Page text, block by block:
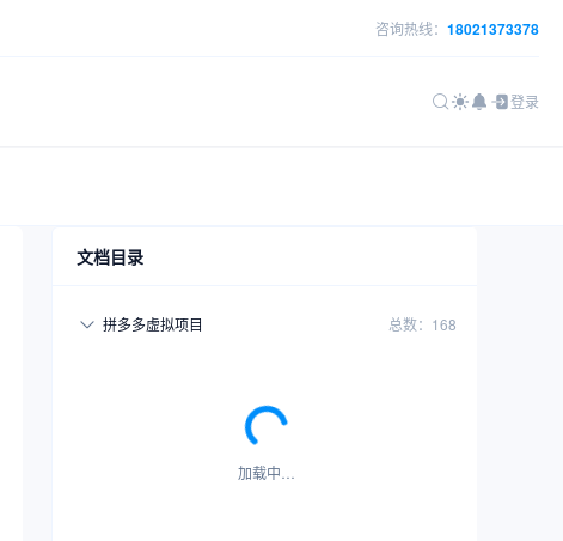
咨询热线： 18021373378
登录
文档目录
拼多多虚拟项目 总数：168
加载中…